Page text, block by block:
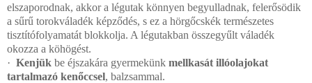
elszaporodnak, akkor a légutak könnyen begyulladnak, felerősödik
a sűrű torokváladék képződés, s ez a hörgőcskék természetes
tisztítófolyamatát blokkolja. A légutakban összegyűlt váladék
okozza a köhögést.
· Kenjük be éjszakára gyermekünk mellkasát illóolajokat
tartalmazó kenőccsel, balzsammal.